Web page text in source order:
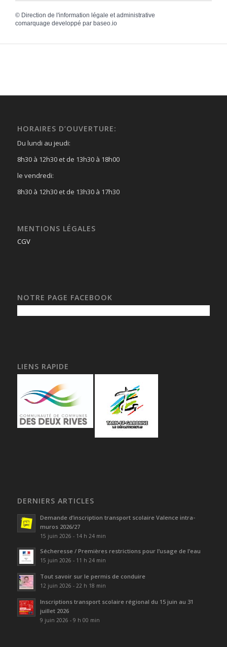
© Direction de l'information légale et administrative
comarquage developpé par baseo.io
HORAIRES D’OUVERTURE:
Du lundi au jeudi:
8h30 à 12h30 et de 13h30 à 18h00
le vendredi:
8h30 à 12h30 et de 13h30 à 17h30
MENTIONS LÉGALES
CGV
NOTRE PAGE FACEBOOK
LIENS RAPIDE
DERNIERS ARTICLES
Demande d’inscription transport scolaire Valence intra-
muros 2026/27
15 juin 2026 - 14 h 24 min
Sécheresse / Premières restrictions pour l’usage de l’eau
15 juin 2026 - 11 h 24 min
Tout savoir sur le permis de conduire
12 juin 2026 - 22 h 18 min
Inscriptions transport scolaire régional du 15 juin au 31
juillet 2026
9 juin 2026 - 9 h 00 min